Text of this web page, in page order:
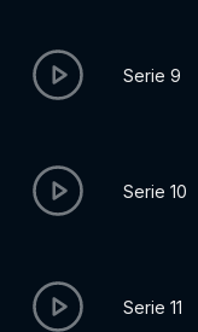
Serie 9
Serie 10
Serie 11